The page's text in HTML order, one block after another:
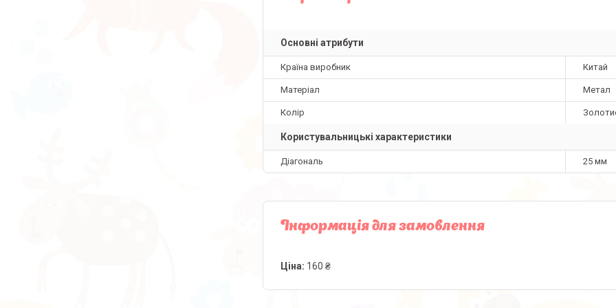
Основні атрибути
Країна виробник Китай
Матеріал Метал
Колір
Користувальницькі характеристики
Діагональ 25 мм
Інформація для замовлення
Ціна: 160 ₴